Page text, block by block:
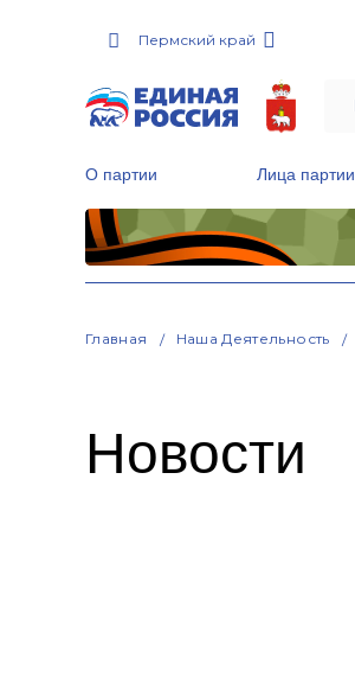
Пермский край
О партии Лица партии
Главная Наша Деятельность
Новости